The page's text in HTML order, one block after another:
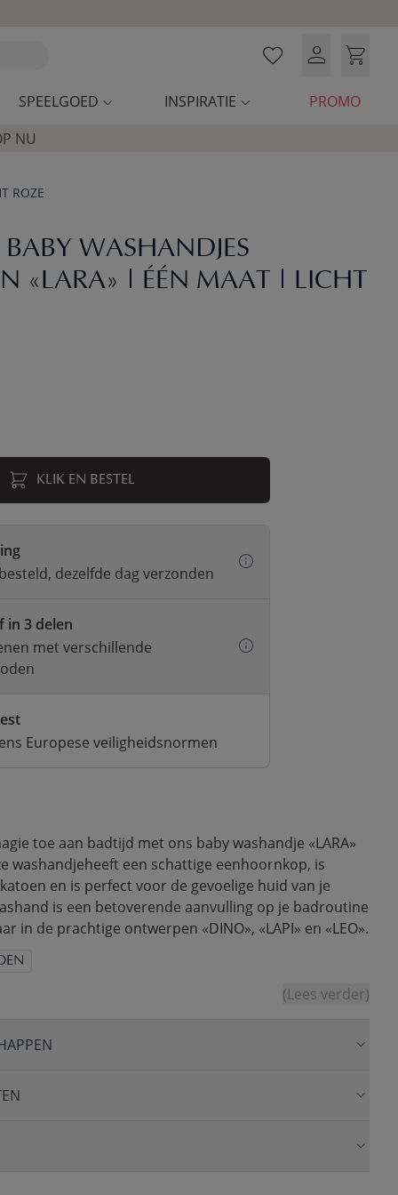
SPEELGOED INSPIRATIE
PROMO
NU
ROZE
WASHANDJES
«LARA» | ÉÉN MAAT | LICHT
KLIK EN BESTEL
dezelfde dag verzonden
in 3 delen
met verschillende
Europese veiligheidsnormen
toe aan badtijd met ons baby washandje «LARA»
washandjeheeft een schattige eenhoornkop, is
en is perfect voor de gevoelige huid van je
is een betoverende aanvulling op je badroutine
in de prachtige ontwerpen «DINO», «LAPI» en «LEO».
(Lees verder)